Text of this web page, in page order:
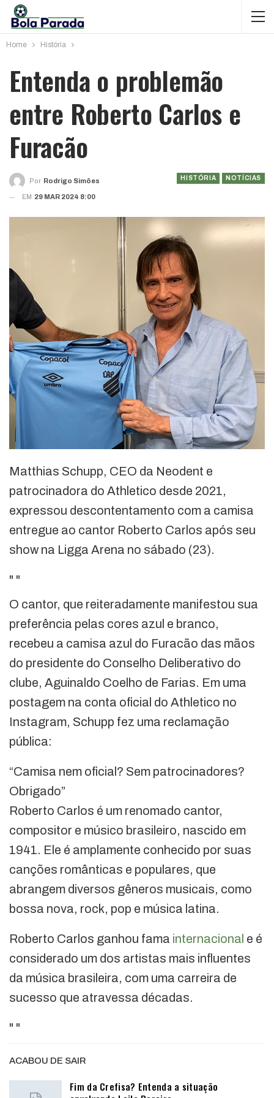
Home História
Entenda o problemão
entre Roberto Carlos e
Furacão
HISTÓRIA NOTÍCIAS
Por Rodrigo Simões
EM 29 MAR 2024 8:00
Matthias Schupp, CEO da Neodent e
patrocinadora do Athletico desde 2021,
expressou descontentamento com a camisa
entregue ao cantor Roberto Carlos após seu
show na Ligga Arena no sábado (23).
" "
O cantor, que reiteradamente manifestou sua
preferência pelas cores azul e branco,
recebeu a camisa azul do Furacão das mãos
do presidente do Conselho Deliberativo do
clube, Aguinaldo Coelho de Farias. Em uma
postagem na conta oficial do Athletico no
Instagram, Schupp fez uma reclamação
pública:
“Camisa nem oficial? Sem patrocinadores?
Obrigado”
Roberto Carlos é um renomado cantor,
compositor e músico brasileiro, nascido em
1941. Ele é amplamente conhecido por suas
canções românticas e populares, que
abrangem diversos gêneros musicais, como
bossa nova, rock, pop e música latina.
Roberto Carlos ganhou fama internacional e é
considerado um dos artistas mais influentes
da música brasileira, com uma carreira de
sucesso que atravessa décadas.
" "
ACABOU DE SAIR
Fim da Crefisa? Entenda a situação